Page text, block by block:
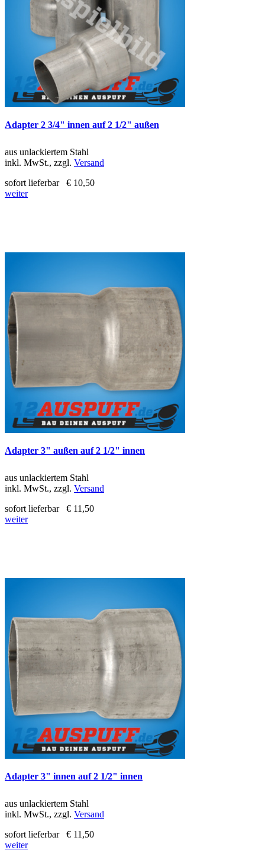
Adapter 2 3/4" innen auf 2 1/2" außen
aus unlackiertem Stahl
inkl. MwSt., zzgl. Versand
sofort lieferbar
€ 10,50
weiter
Adapter 3" außen auf 2 1/2" innen
aus unlackiertem Stahl
inkl. MwSt., zzgl. Versand
sofort lieferbar
€ 11,50
weiter
Adapter 3" innen auf 2 1/2" innen
aus unlackiertem Stahl
inkl. MwSt., zzgl. Versand
sofort lieferbar
€ 11,50
weiter